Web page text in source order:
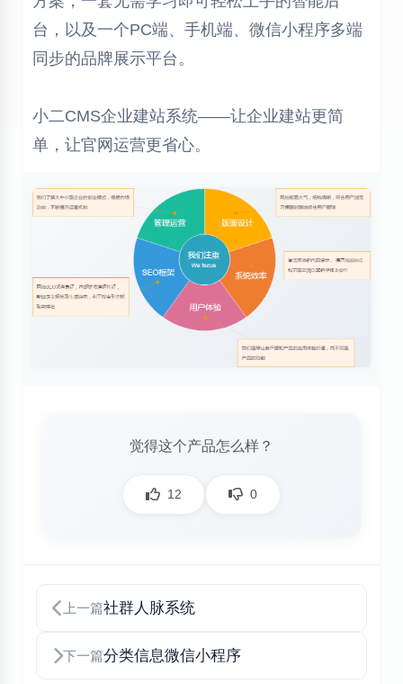
台，以及一个PC端、手机端、微信小程序多端
同步的品牌展示平台。
小二CMS企业建站系统——让企业建站更简
单，让官网运营更省心。
觉得这个产品怎么样？
12 0
上一篇社群人脉系统
分类信息微信小程序
下一篇